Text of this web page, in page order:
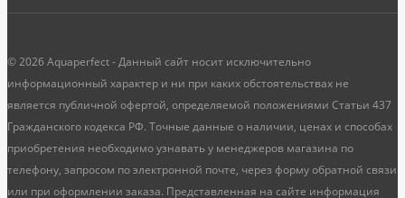
© 2026 Aquaperfect - Данный сайт носит исключительно
информационный характер и ни при каких обстоятельствах не
является публичной офертой, определяемой положениями Статьи 437
Гражданского кодекса РФ. Точные данные о наличии, ценах и способах
приобретения необходимо узнавать у менеджеров магазина по
телефону, запросом по электронной почте, через форму обратной связи
или при оформлении заказа. Представленная на сайте информация